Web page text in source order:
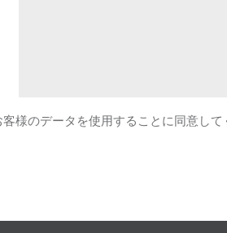
様のデータを使用することに同意し